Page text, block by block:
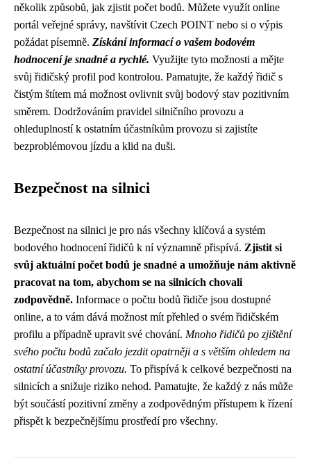
několik způsobů, jak zjistit počet bodů. Můžete využít online
portál veřejné správy, navštívit Czech POINT nebo si o výpis
požádat písemně. Získání informací o vašem bodovém
hodnocení je snadné a rychlé. Využijte tyto možnosti a mějte
svůj řidičský profil pod kontrolou. Pamatujte, že každý řidič s
čistým štítem má možnost ovlivnit svůj bodový stav pozitivním
směrem. Dodržováním pravidel silničního provozu a
ohleduplností k ostatním účastníkům provozu si zajistíte
bezproblémovou jízdu a klid na duši.
Bezpečnost na silnici
Bezpečnost na silnici je pro nás všechny klíčová a systém
bodového hodnocení řidičů k ní významně přispívá. Zjistit si
svůj aktuální počet bodů je snadné a umožňuje nám aktivně
pracovat na tom, abychom se na silnicích chovali
zodpovědně. Informace o počtu bodů řidiče jsou dostupné
online, a to vám dává možnost mít přehled o svém řidičském
profilu a případně upravit své chování. Mnoho řidičů po zjištění
svého počtu bodů začalo jezdit opatrněji a s větším ohledem na
ostatní účastníky provozu. To přispívá k celkové bezpečnosti na
silnicích a snižuje riziko nehod. Pamatujte, že každý z nás může
být součástí pozitivní změny a zodpovědným přístupem k řízení
přispět k bezpečnějšímu prostředí pro všechny.